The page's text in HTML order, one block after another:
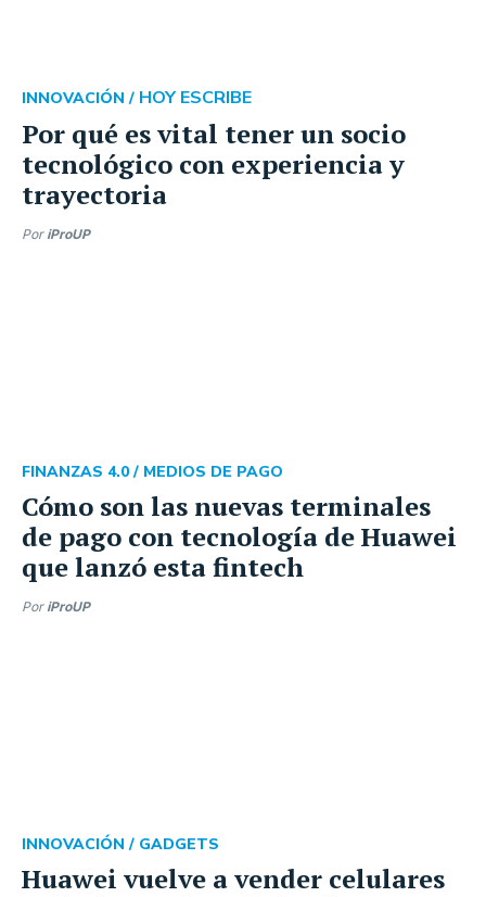
Por qué es vital tener un socio
tecnológico con experiencia y
trayectoria
INNOVACIÓN / HOY ESCRIBE
Por iProUP
Cómo son las nuevas terminales
de pago con tecnología de Huawei
que lanzó esta fintech
FINANZAS 4.0 / MEDIOS DE PAGO
Por iProUP
Huawei vuelve a vender celulares
INNOVACIÓN / GADGETS